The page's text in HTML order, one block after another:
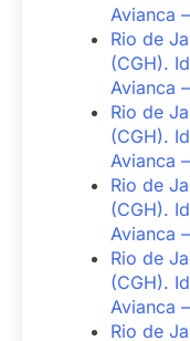
Avianca
Rio de
(CGH).
Avianca
Rio de
(CGH).
Avianca
Rio de
(CGH).
Avianca
Rio de
(CGH).
Avianca
Rio de